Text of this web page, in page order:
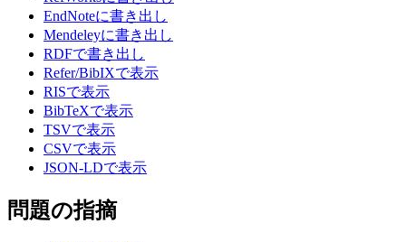
EndNoteに書き出し
Mendeleyに書き出し
RDFで書き出し
Refer/BibIXで表示
RISで表示
BibTeXで表示
TSVで表示
CSVで表示
JSON-LDで表示
問題の指摘